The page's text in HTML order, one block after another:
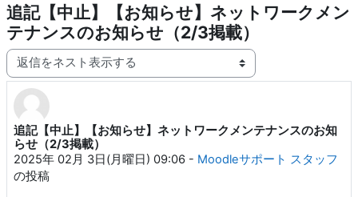
追記【中止】【お知らせ】ネットワークメン
テナンスのお知らせ（2/3掲載）
表示モード
追記【中止】【お知らせ】ネットワークメンテナンスのお知
らせ（2/3掲載）
2025年 02月 3日(月曜日) 09:06 - Moodleサポート スタッフ
の投稿
返信数: 0